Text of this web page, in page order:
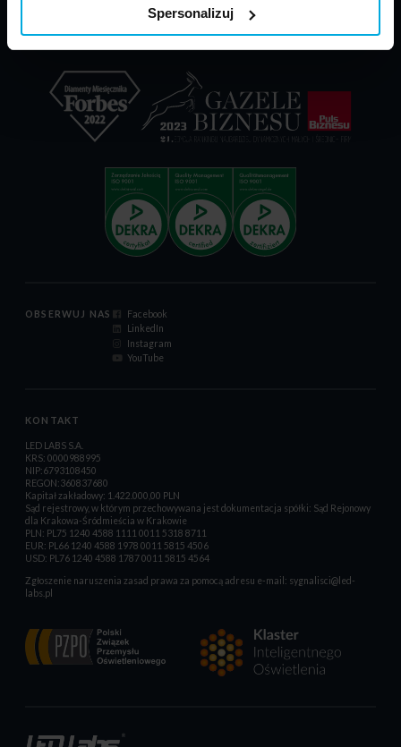
SpersonalizujKodeks postępowania
OBSERWUJ NAS
Facebook
LinkedIn
Instagram
YouTube
KONTAKT
LED LABS S.A.
KRS: 0000988995
NIP:6793108450
REGON:360837680
Kapitał zakładowy: 1.422.000,00 PLN
Sąd rejestrowy, w którym przechowywana jest dokumentacja spółki: Sąd Rejonowy
dla Krakowa-Śródmieścia w Krakowie
PLN: PL75 1240 4588 1111 0011 5318 8711
EUR: PL66 1240 4588 1978 0011 5815 4506
USD: PL76 1240 4588 1787 0011 5815 4564
Zgłoszenie naruszenia zasad prawa za pomocą adresu e-mail: sygnalisci@led-
labs.pl